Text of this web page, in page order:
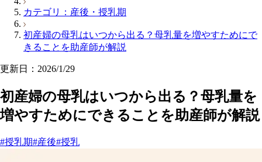
カテゴリ：産後・授乳期
初産婦の母乳はいつから出る？母乳量を増やすためにで
きることを助産師が解説
更新日：2026/1/29
初産婦の母乳はいつから出る？母乳量を
増やすためにできることを助産師が解説
#授乳期#産後#授乳